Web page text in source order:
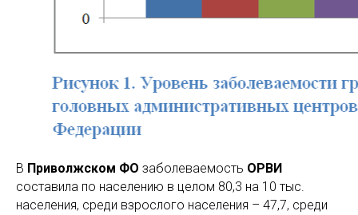
В Приволжском ФО заболеваемость ОРВИ
составила по населению в целом 80,3 на 10 тыс.
населения, среди взрослого населения – 47,7, среди